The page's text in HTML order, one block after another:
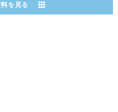
を見る